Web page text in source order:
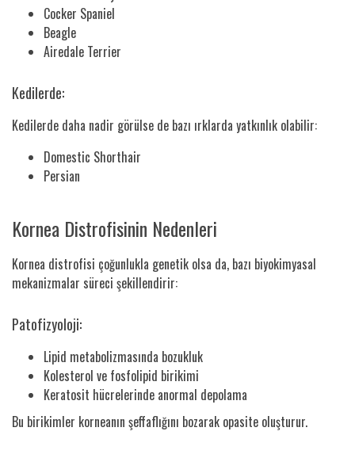
Cocker Spaniel
Beagle
Airedale Terrier
Kedilerde:
Kedilerde daha nadir görülse de bazı ırklarda yatkınlık olabilir:
Domestic Shorthair
Persian
Kornea Distrofisinin Nedenleri
Kornea distrofisi çoğunlukla genetik olsa da, bazı biyokimyasal
mekanizmalar süreci şekillendirir:
Patofizyoloji:
Lipid metabolizmasında bozukluk
Kolesterol ve fosfolipid birikimi
Keratosit hücrelerinde anormal depolama
Bu birikimler korneanın şeffaflığını bozarak opasite oluşturur.